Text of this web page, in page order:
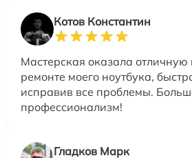
Котов Константин
Мастерская оказала
ремонте моего ноутбука,
исправив все проблемы.
профессионализм!
Гладков Марк